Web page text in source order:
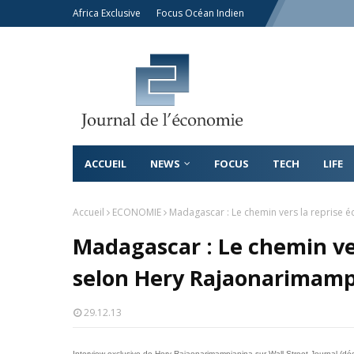
Africa Exclusive Focus Océan Indien
ACCUEIL NEWS FOCUS TECH LIFE
Accueil ECONOMIE Madagascar : Le chemin vers la reprise
Madagascar : Le chemin
selon Hery
29.12.13